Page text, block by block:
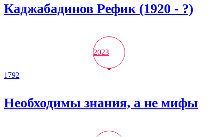
Каджабадинов Рефик (1920 - ?)
2023
1792
Необходимы знания, а не мифы